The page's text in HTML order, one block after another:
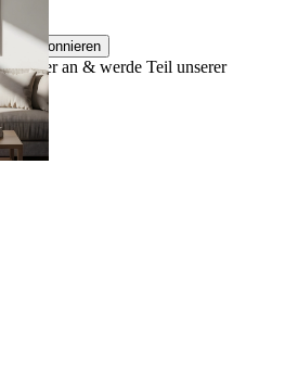
Abonnieren
an & werde Teil unserer